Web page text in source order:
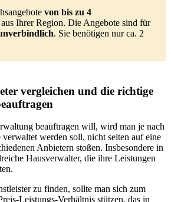
von bis zu 4
aus Ihrer Region. Die Angebote sind für
. Sie benötigen nur ca. 2
vergleichen und die richtige
beauftragen will, wird man je nach
werden soll, nicht selten auf eine
Anbietern stoßen. Insbesondere in
Hausverwalter, die ihre Leistungen
zu finden, sollte man sich zum
Leistungs-Verhältnis stützen, das in